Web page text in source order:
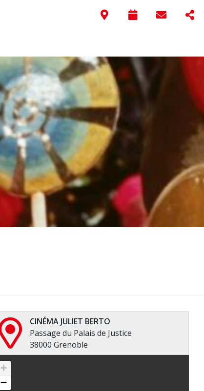
CINÉMA JULIET BERTO
Passage du Palais de Justice
38000 Grenoble
+
−